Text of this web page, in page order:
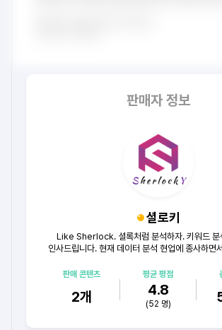
판매자 정보
셜로키
Like Sherlock. 셜록처럼 분석하자. 키워드 분
인사드립니다. 현재 데이터 분석 현업에 종사하면
판매 콘텐츠
2개
평균 평점
4.8
(52 명)